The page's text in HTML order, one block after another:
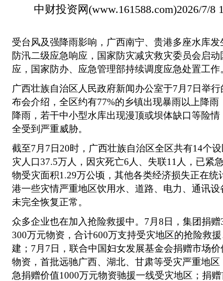
中财投资网 (www.161588.com)2026/7/8
受台风及强降雨影响，广西南宁、贵港多座水库
防汛二级应急响应，国家防灾减灾救灾委员会启
应，国家防办、应急管理部持续调度应急处置工作
广西壮族自治区人民政府新闻办公室于7月7日举
布会介绍，全区约有77%的乡镇出现暴雨以上降
降雨，若干中小型水库出现漫顶或坝体缺口等险
全受到严重威胁。
截至7月7日20时，广西壮族自治区全区共有14个
灾人口37.5万人，因灾死亡6人、失联11人，已紧
物受灾面积1.29万公顷，其他各类经济损失正在统
港一些灾情严重地区饮用水、道路、电力、通讯
未完全恢复正常。
众多企业也在加入抢险救援中。7月8日，集团捐
300万元物资，合计600万支持受灾地区的抢险救
建；7月7日，联合中国妇女发展基金会捐赠市场
物资，首批远驰广西、湖北、甘肃等受灾严重地
急捐赠价值1000万元物资驰援一线受灾地区；捐